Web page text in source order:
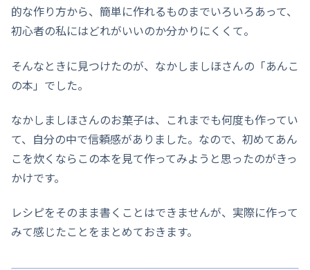
的な作り方から、簡単に作れるものまでいろいろあって、
初心者の私にはどれがいいのか分かりにくくて。
そんなときに見つけたのが、なかしましほさんの「あんこ
の本」でした。
なかしましほさんのお菓子は、これまでも何度も作ってい
て、自分の中で信頼感がありました。なので、初めてあん
こを炊くならこの本を見て作ってみようと思ったのがきっ
かけです。
レシピをそのまま書くことはできませんが、実際に作って
みて感じたことをまとめておきます。